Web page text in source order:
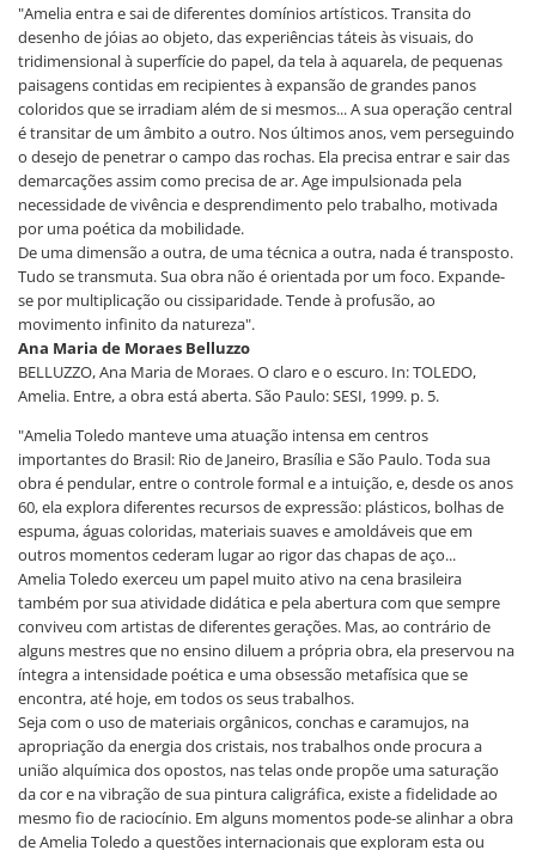
"Amelia entra e sai de diferentes domínios artísticos. Transita do
desenho de jóias ao objeto, das experiências táteis às visuais, do
tridimensional à superfície do papel, da tela à aquarela, de pequenas
paisagens contidas em recipientes à expansão de grandes panos
coloridos que se irradiam além de si mesmos... A sua operação central
é transitar de um âmbito a outro. Nos últimos anos, vem perseguindo
o desejo de penetrar o campo das rochas. Ela precisa entrar e sair das
demarcações assim como precisa de ar. Age impulsionada pela
necessidade de vivência e desprendimento pelo trabalho, motivada
por uma poética da mobilidade.
De uma dimensão a outra, de uma técnica a outra, nada é transposto.
Tudo se transmuta. Sua obra não é orientada por um foco. Expande-
se por multiplicação ou cissiparidade. Tende à profusão, ao
movimento infinito da natureza".
Ana Maria de Moraes Belluzzo
BELLUZZO, Ana Maria de Moraes. O claro e o escuro. In: TOLEDO,
Amelia. Entre, a obra está aberta. São Paulo: SESI, 1999. p. 5.
"Amelia Toledo manteve uma atuação intensa em centros
importantes do Brasil: Rio de Janeiro, Brasília e São Paulo. Toda sua
obra é pendular, entre o controle formal e a intuição, e, desde os anos
60, ela explora diferentes recursos de expressão: plásticos, bolhas de
espuma, águas coloridas, materiais suaves e amoldáveis que em
outros momentos cederam lugar ao rigor das chapas de aço...
Amelia Toledo exerceu um papel muito ativo na cena brasileira
também por sua atividade didática e pela abertura com que sempre
conviveu com artistas de diferentes gerações. Mas, ao contrário de
alguns mestres que no ensino diluem a própria obra, ela preservou na
íntegra a intensidade poética e uma obsessão metafísica que se
encontra, até hoje, em todos os seus trabalhos.
Seja com o uso de materiais orgânicos, conchas e caramujos, na
apropriação da energia dos cristais, nos trabalhos onde procura a
união alquímica dos opostos, nas telas onde propõe uma saturação
da cor e na vibração de sua pintura caligráfica, existe a fidelidade ao
mesmo fio de raciocínio. Em alguns momentos pode-se alinhar a obra
de Amelia Toledo a questões internacionais que exploram esta ou